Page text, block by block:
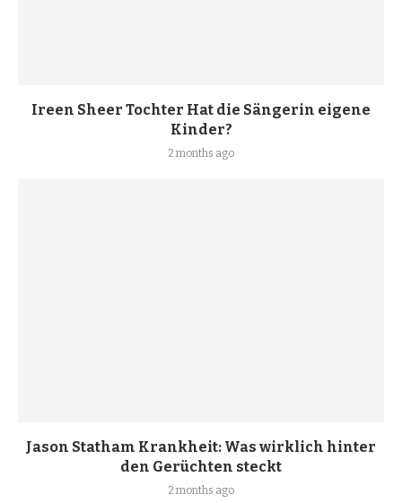
Ireen Sheer Tochter Hat die Sängerin eigene
Kinder?
2 months ago
Jason Statham Krankheit: Was wirklich hinter
den Gerüchten steckt
2 months ago